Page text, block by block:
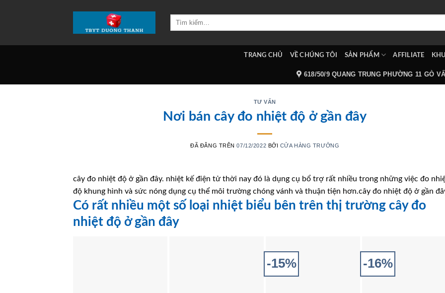
Tìm
TRANG CHỦ VỀ CHÚNG TÔI SẢN PHẨM AFFILIATE
618/50/9 QUANG TRUNG PHƯỜNG 11 GÒ
TƯ VẤN
Nơi bán cây đo nhiệt độ ở gần đây
ĐÃ ĐĂNG TRÊN07/12/2022 BỞI CỬA HÀNG TRƯỞNG
cây đo nhiệt độ ở gần đây. nhiệt kế điện tử thời nay đó là dụng cụ bổ trợ rất nhiều trong những việc đo
độ khung hình và sức nóng dụng cụ thể môi trường chóng vánh và thuận tiện hơn.cây đo nhiệt độ ở gần
Có rất nhiều một số loại nhiệt biểu bên trên thị trường cây đo
nhiệt độ ở gần đây
-15% -16%